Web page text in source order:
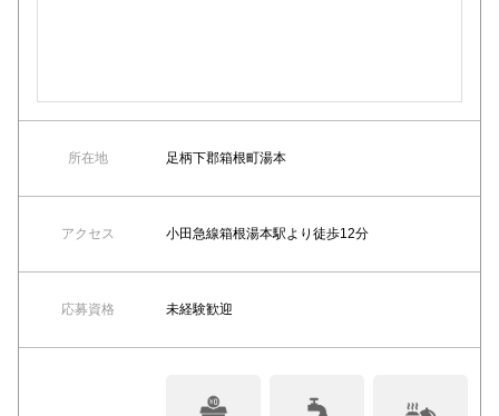
所在地 足柄下郡箱根町湯本
アクセス 小田急線箱根湯本駅より徒歩12分
応募資格 未経験歓迎